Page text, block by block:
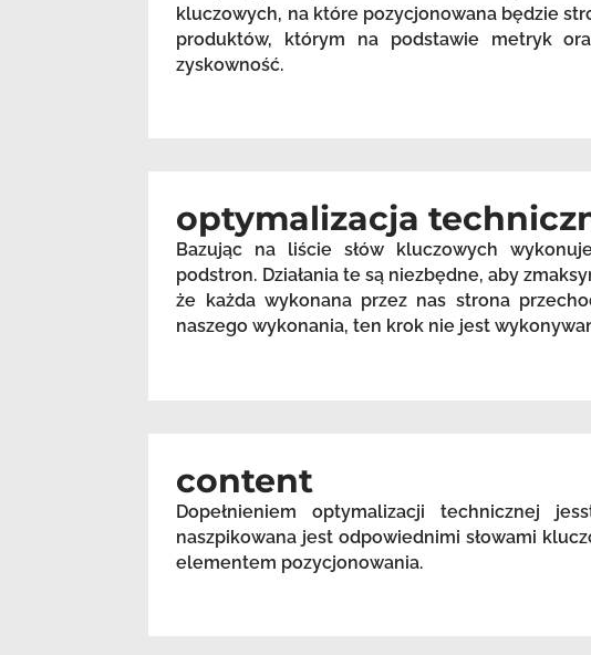
kluczowych, na które pozycjonowana będzie
produktów, którym na podstawie metryk
zyskowność.
optymalizacja
Bazując na liście słów kluczowych
podstron. Działania te są niezbędne, aby
że każda wykonana przez nas strona
naszego wykonania, ten krok nie jest
content
Dopełnieniem optymalizacji technicznej
naszpikowana jest odpowiednimi słowami
elementem pozycjonowania.